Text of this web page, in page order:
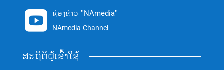
 ຊ່ອງຂ່າວ "NAmedia"
NAmedia Channel
ສະຖິຕິຜູ້ເຂົ້າໃຊ້